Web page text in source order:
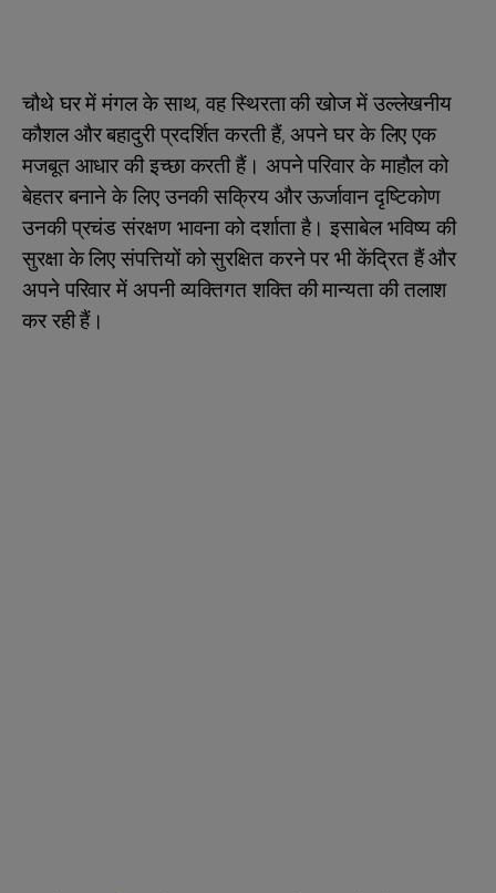
चौथे घर में मंगल के साथ, वह स्थिरता की खोज में उल्लेखनीय
कौशल और बहादुरी प्रदर्शित करती हैं, अपने घर के लिए एक
मजबूत आधार की इच्छा करती हैं। अपने परिवार के माहौल को
बेहतर बनाने के लिए उनकी सक्रिय और ऊर्जावान दृष्टिकोण
उनकी प्रचंड संरक्षण भावना को दर्शाता है। इसाबेल भविष्य की
सुरक्षा के लिए संपत्तियों को सुरक्षित करने पर भी केंद्रित हैं और
अपने परिवार में अपनी व्यक्तिगत शक्ति की मान्यता की तलाश
कर रही हैं।